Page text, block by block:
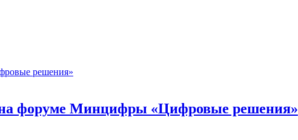
форуме Минцифры «Цифровые решения»